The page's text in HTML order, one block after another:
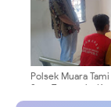
Polsek Muara
Satu Tersangka Ke
Penuntut Umum